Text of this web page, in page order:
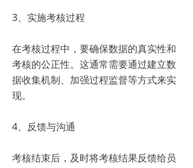
3、实施考核过程
在考核过程中，要确保数据的真实性和
考核的公正性。这通常需要通过建立数
据收集机制、加强过程监督等方式来实
现。
4、反馈与沟通
考核结束后，及时将考核结果反馈给员